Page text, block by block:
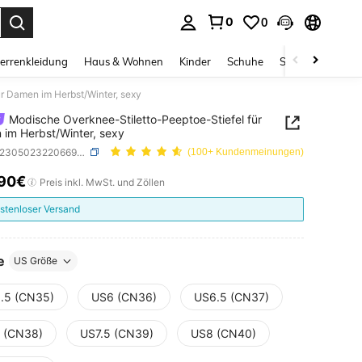
0 0
Haus & Wohnen Kinder Schuhe Schmuck &
im Herbst/Winter, sexy
Modische Overknee-Stiletto-Peeptoe-Stiefel für
im Herbst/Winter, sexy
SKU: sx2305023220669738 (100+ Kundenmeinungen)
AND AVAILABILITY
Preis inkl. MwSt. und Zöllen
Versand
US Größe
(CN35) US6 (CN36) US6.5 (CN37)
(CN38) US7.5 (CN39) US8 (CN40)